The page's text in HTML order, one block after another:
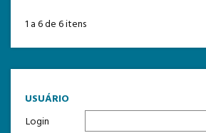
USUÁRIO
Login
1 a 6 de 6 itens